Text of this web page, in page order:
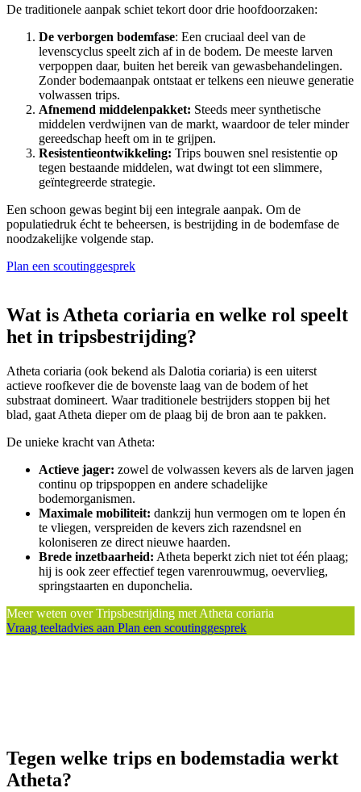
De traditionele aanpak schiet tekort door drie hoofdoorzaken:
De verborgen bodemfase: Een cruciaal deel van de
levenscyclus speelt zich af in de bodem. De meeste larven
verpoppen daar, buiten het bereik van gewasbehandelingen.
Zonder bodemaanpak ontstaat er telkens een nieuwe generatie
volwassen trips.
Afnemend middelenpakket: Steeds meer synthetische
middelen verdwijnen van de markt, waardoor de teler minder
gereedschap heeft om in te grijpen.
Resistentieontwikkeling: Trips bouwen snel resistentie op
tegen bestaande middelen, wat dwingt tot een slimmere,
geïntegreerde strategie.
Een schoon gewas begint bij een integrale aanpak. Om de
populatiedruk écht te beheersen, is bestrijding in de bodemfase de
noodzakelijke volgende stap.
Plan een scoutinggesprek
Wat is Atheta coriaria en welke rol speelt
het in tripsbestrijding?
Atheta coriaria (ook bekend als Dalotia coriaria) is een uiterst
actieve roofkever die de bovenste laag van de bodem of het
substraat domineert. Waar traditionele bestrijders stoppen bij het
blad, gaat Atheta dieper om de plaag bij de bron aan te pakken.
De unieke kracht van Atheta:
Actieve jager: zowel de volwassen kevers als de larven jagen
continu op tripspoppen en andere schadelijke
bodemorganismen.
Maximale mobiliteit: dankzij hun vermogen om te lopen én
te vliegen, verspreiden de kevers zich razendsnel en
koloniseren ze direct nieuwe haarden.
Brede inzetbaarheid: Atheta beperkt zich niet tot één plaag;
hij is ook zeer effectief tegen varenrouwmug, oevervlieg,
springstaarten en duponchelia.
Meer weten over Tripsbestrijding met Atheta coriaria
Vraag teeltadvies aan Plan een scoutinggesprek
Tegen welke trips en bodemstadia werkt
Atheta?